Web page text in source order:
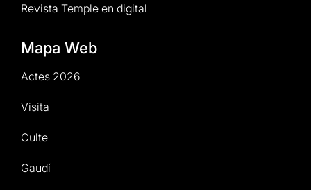
Revista Temple en digital
Mapa Web
Actes 2026
Visita
Culte
Gaudí